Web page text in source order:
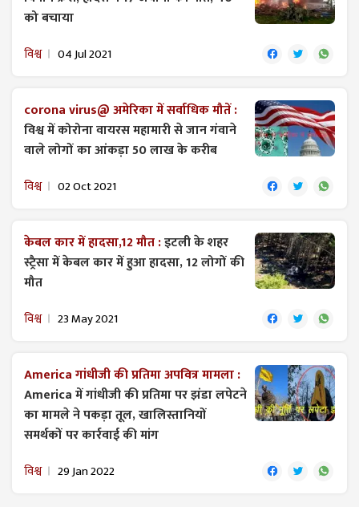
को बचाया
विश्व 04 Jul 2021
corona virus@ अमेरिका में सर्वाधिक मौतें :
विश्व में कोरोना वायरस महामारी से जान गंवाने
वाले लोगों का आंकड़ा 50 लाख के करीब
विश्व 02 Oct 2021
केबल कार में हादसा,12 मौत :इटली के शहर
स्ट्रैसा में केबल कार में हुआ हादसा, 12 लोगों की
मौत
विश्व 23 May 2021
America गांधीजी की प्रतिमा अपवित्र मामला :
America में गांधीजी की प्रतिमा पर झंडा लपेटने
का मामले ने पकड़ा तूल, खालिस्तानियों
समर्थकों पर कार्रवाई की मांग
विश्व 29 Jan 2022